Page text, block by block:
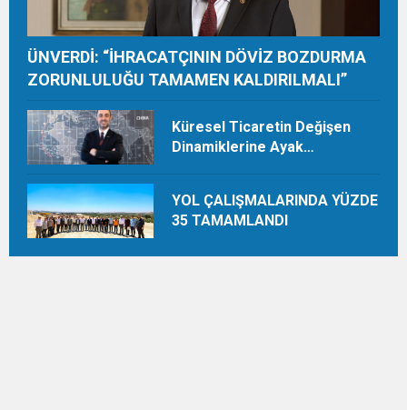
ÜNVERDİ: “İHRACATÇININ DÖVİZ BOZDURMA
ZORUNLULUĞU TAMAMEN KALDIRILMALI”
Küresel Ticaretin Değişen
Dinamiklerine Ayak
YOL ÇALIŞMALARINDA YÜZDE
35 TAMAMLANDI